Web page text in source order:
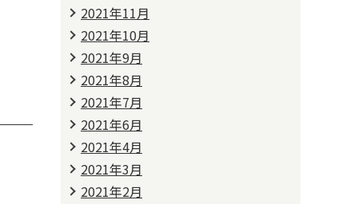
2021年11月
2021年10月
2021年9月
2021年8月
2021年7月
2021年6月
2021年4月
2021年3月
2021年2月